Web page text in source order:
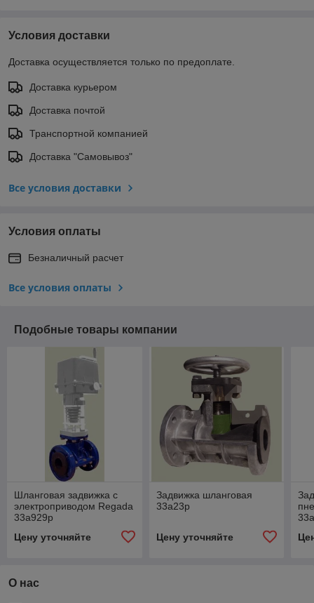
Условия доставки
Доставка осуществляется только по предоплате.
Доставка курьером
Доставка почтой
Транспортной компанией
Доставка "Самовывоз"
Все условия доставки
Условия оплаты
Безналичный расчет
Все условия оплаты
Подобные товары компании
Шланговая задвижка с
электроприводом Regada
33а929р
Цену уточняйте
Задвижка шланговая
33а23р
Цену уточняйте
О нас